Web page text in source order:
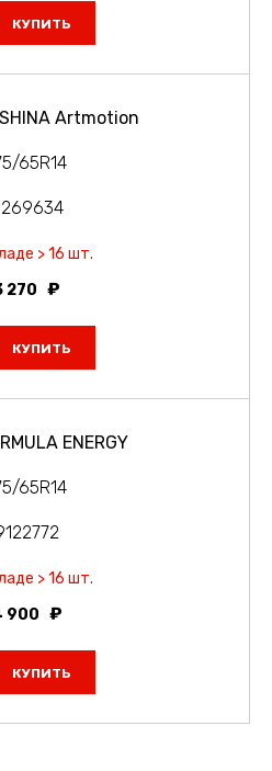
КУПИТЬ
Artmotion
65R14
> 16 шт.
270
КУПИТЬ
ENERGY
65R14
> 16 шт.
900
КУПИТЬ